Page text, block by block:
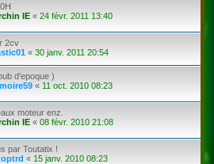
IE « 24 févr. 2011 13:40
2cv
« 30 janv. 2011 20:54
d'epoque )
« 11 oct. 2010 08:23
moteur enz.
IE « 08 févr. 2010 21:08
par Toutatix !
« 15 janv. 2010 08:23